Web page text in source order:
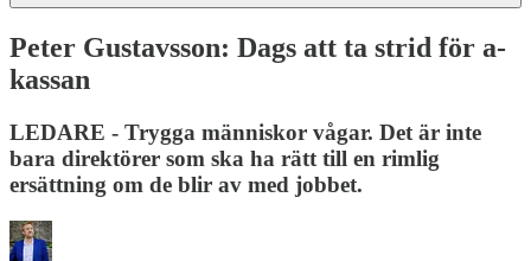
Peter Gustavsson: Dags att ta strid för a-
kassan
LEDARE - Trygga människor vågar. Det är inte
bara direktörer som ska ha rätt till en rimlig
ersättning om de blir av med jobbet.